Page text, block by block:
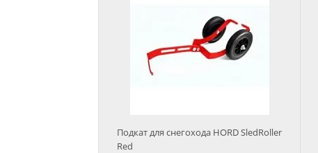
Подкат для снегохода HORD SledRoller
Red